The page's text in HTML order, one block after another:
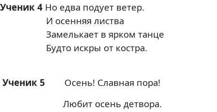
Ученик 4 Но едва подует ветер.
И осенняя листва
Замелькает в ярком танце
Будто искры от костра.
Ученик 5 Осень! Славная пора!
Любит осень детвора.